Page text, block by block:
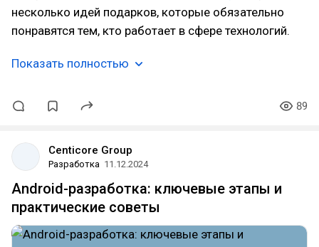
несколько идей подарков, которые обязательно
понравятся тем, кто работает в сфере технологий.
Показать полностью
89
Centicore Group
Разработка 11.12.2024
Android-разработка: ключевые этапы и
практические советы